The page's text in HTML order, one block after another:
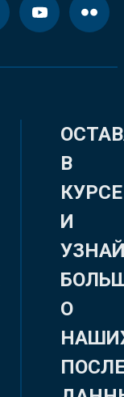
В
КУРСЕ
И
О